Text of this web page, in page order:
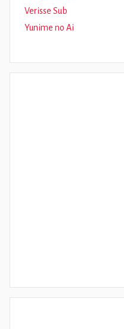
Verisse Sub
Yunime no Ai